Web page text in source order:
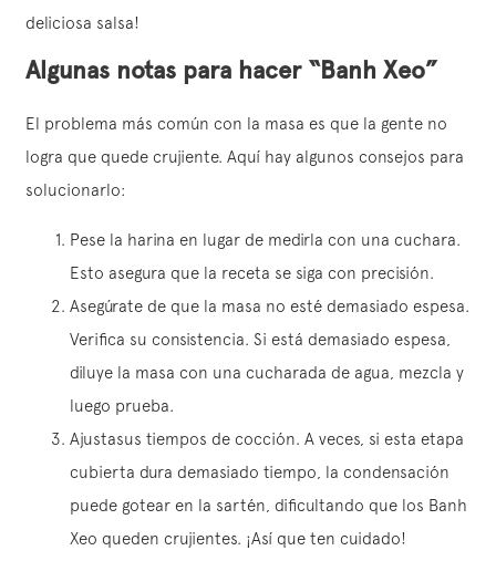
deliciosa salsa!
Algunas notas para hacer “Banh Xeo”
El problema más común con la masa es que la gente no
logra que quede crujiente. Aquí hay algunos consejos para
solucionarlo:
Pese la harina en lugar de medirla con una cuchara.
Esto asegura que la receta se siga con precisión.
Asegúrate de que la masa no esté demasiado espesa.
Verifica su consistencia. Si está demasiado espesa,
diluye la masa con una cucharada de agua, mezcla y
luego prueba.
Ajustasus tiempos de cocción. A veces, si esta etapa
cubierta dura demasiado tiempo, la condensación
puede gotear en la sartén, dificultando que los Banh
Xeo queden crujientes. ¡Así que ten cuidado!